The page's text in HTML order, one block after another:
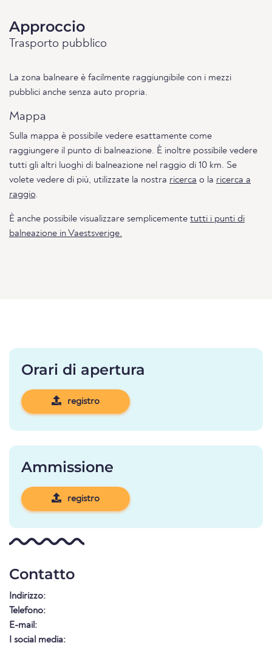
Approccio
Trasporto pubblico
La zona balneare è facilmente raggiungibile con i mezzi
pubblici anche senza auto propria.
Mappa
Sulla mappa è possibile vedere esattamente come
raggiungere il punto di balneazione. È inoltre possibile vedere
tutti gli altri luoghi di balneazione nel raggio di 10 km. Se
volete vedere di più, utilizzate la nostra ricerca o la ricerca a
raggio.
È anche possibile visualizzare semplicemente tutti i punti di
balneazione in Vaestsverige.
Orari di apertura
registro
Ammissione
registro
Contatto
Indirizzo:
Telefono:
E-mail:
I social media: